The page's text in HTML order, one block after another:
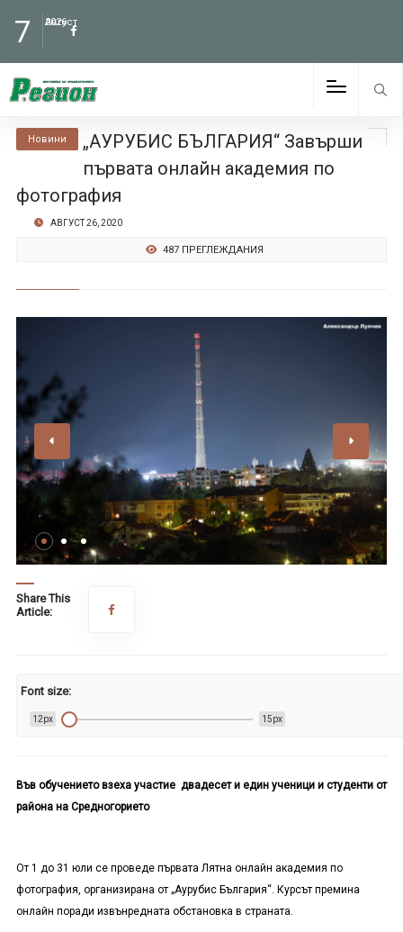
7 Август
2026
Новини
„АУРУБИС БЪЛГАРИЯ“ Завърши
първата онлайн академия по
фотография
АВГУСТ 26, 2020
487 ПРЕГЛЕЖДАНИЯ
Share This
Article:
Font size:
12px 15px
Във обучението взеха участие двадесет и един ученици и студенти от
района на Средногорието
От 1 до 31 юли се проведе първата Лятна онлайн академия по
фотография, организирана от „Аурубис България“. Курсът премина
онлайн поради извънредната обстановка в страната.